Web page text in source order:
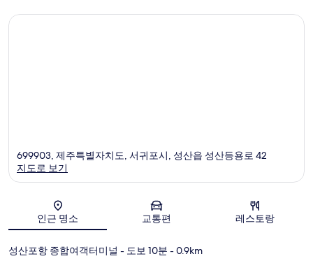
지도
699903, 제주특별자치도, 서귀포시, 성산읍 성산등용로 42
지도로 보기
인근 명소 교통편 레스토랑
성산포항 종합여객터미널 - 도보 10분 - 0.9km